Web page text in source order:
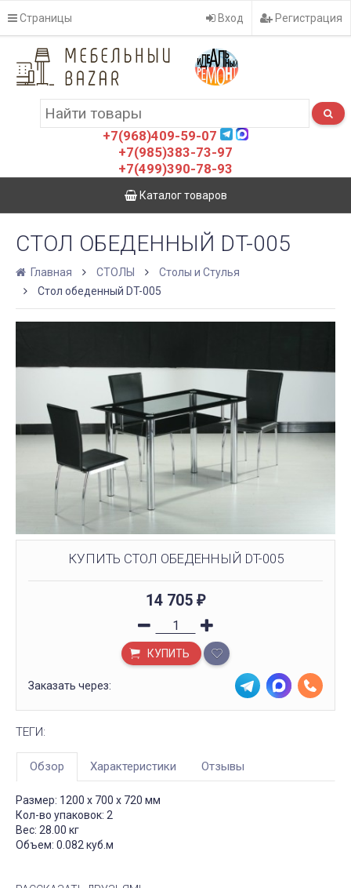
Страницы Вход Регистрация
+7(968)409-59-07
+7(985)383-73-97
+7(499)390-78-93
Каталог товаров
СТОЛ ОБЕДЕННЫЙ DT-005
Главная СТОЛЫ
Столы и Стулья
Стол обеденный DT-005
КУПИТЬ СТОЛ ОБЕДЕННЫЙ DT-005
14 705 ₽
КУПИТЬ
Заказать через:
ТЕГИ:
Обзор Характеристики Отзывы
Размер: 1200 x 700 x 720 мм
Кол-во упаковок: 2
Вес: 28.00 кг
Объем: 0.082 куб.м